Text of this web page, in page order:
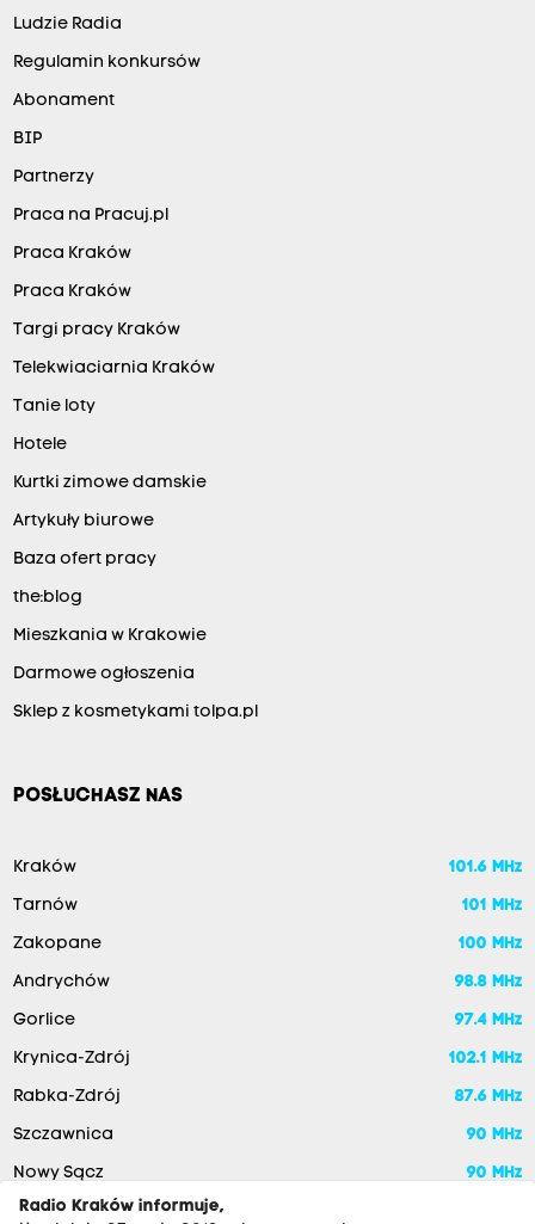
Ludzie Radia
Regulamin konkursów
Abonament
BIP
Partnerzy
Praca na Pracuj.pl
Praca Kraków
Praca Kraków
Targi pracy Kraków
Telekwiaciarnia Kraków
Tanie loty
Hotele
Kurtki zimowe damskie
Artykuły biurowe
Baza ofert pracy
the:blog
Mieszkania w Krakowie
Darmowe ogłoszenia
Sklep z kosmetykami tolpa.pl
POSŁUCHASZ NAS
Kraków 101.6 MHz
Tarnów 101 MHz
Zakopane 100 MHz
Andrychów 98.8 MHz
Gorlice 97.4 MHz
Krynica-Zdrój 102.1 MHz
Rabka-Zdrój 87.6 MHz
Szczawnica 90 MHz
Nowy Sącz
90 MHz
Radio Kraków informuje,